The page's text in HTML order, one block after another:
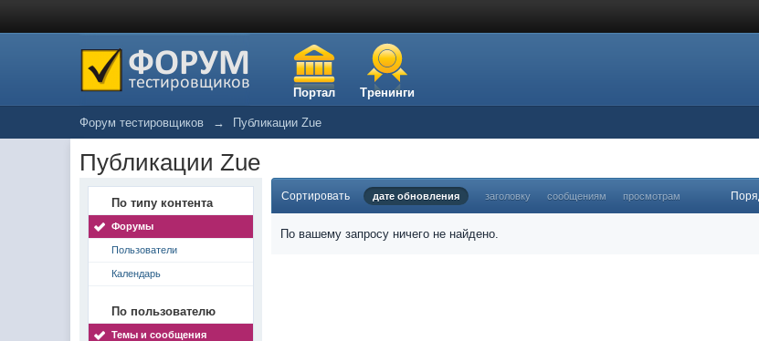
Портал Тренинги
Форум тестировщиков → Публикации Zue
Публикации Zue
По типу контента
Форумы
Пользователи
Календарь
По пользователю
Темы и сообщения
Сортировать дате обновления заголовку сообщениям просмотрам
По вашему запросу ничего не найдено.